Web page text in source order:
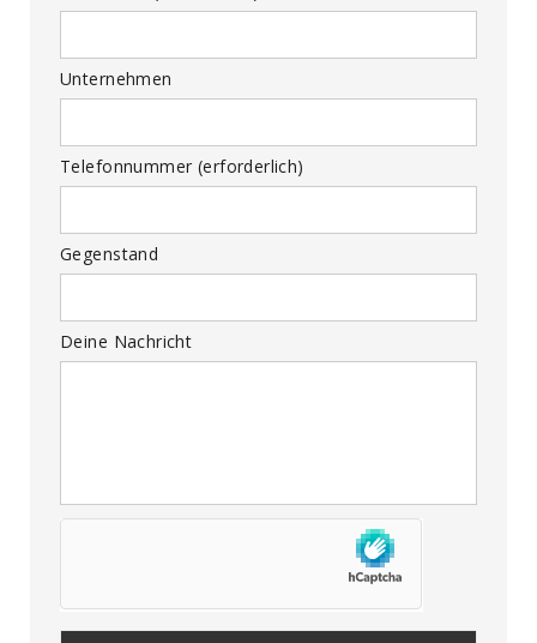
Unternehmen
Telefonnummer (erforderlich)
Gegenstand
Deine Nachricht